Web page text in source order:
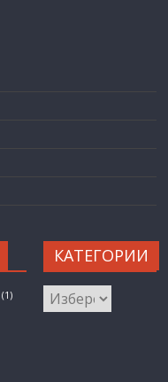
(1)
КАТЕГОРИИ
КАТЕГОРИИ